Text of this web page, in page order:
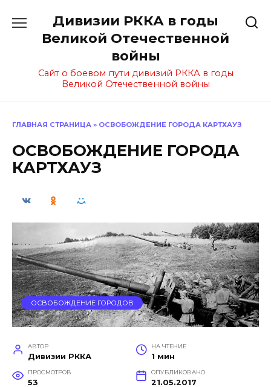
содержанию
Дивизии РККА в годы
Великой Отечественной
войны
Сайт о боевом пути дивизий РККА в годы
Великой Отечественной войны
ГЛАВНАЯ СТРАНИЦА » ОСВОБОЖДЕНИЕ ГОРОДА КАРТХАУЗ
ОСВОБОЖДЕНИЕ ГОРОДА
КАРТХАУЗ
ОСВОБОЖДЕНИЕ ГОРОДОВ
АВТОР
Дивизии РККА
НА ЧТЕНИЕ
1 мин
ПРОСМОТРОВ
53
ОПУБЛИКОВАНО
21.05.2017